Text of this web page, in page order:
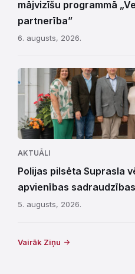
mājvizīšu programmā
partnerība”
6. augusts, 2026.
AKTUĀLI
Polijas pilsēta Suprasla
apvienības
5. augusts, 2026.
Vairāk Ziņu